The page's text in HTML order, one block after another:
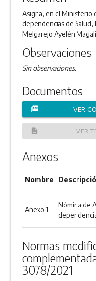
Asigna, en el Ministerio
dependencias de Salud,
Melgarejo Ayelén
Observaciones
Sin observaciones.
Documentos
picture_as_pdf VER
description VER
Anexos
Nombre
Anexo 1
Nómina de
Normas
3078/2021